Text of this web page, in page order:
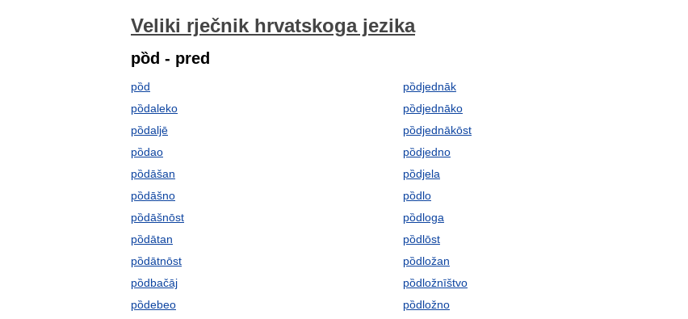
Veliki rječnik hrvatskoga jezika
pȍd - pred
pȍd
pȍdaleko
pȍdaljē
pȍdao
pȍdāšan
pȍdāšno
pȍdāšnōst
pȍdātan
pȍdātnōst
pȍdbačāj
pȍdebeo
pȍdjednāk
pȍdjednāko
pȍdjednākōst
pȍdjedno
pȍdjela
pȍdlo
pȍdloga
pȍdlōst
pȍdložan
pȍdložnīštvo
pȍdložno